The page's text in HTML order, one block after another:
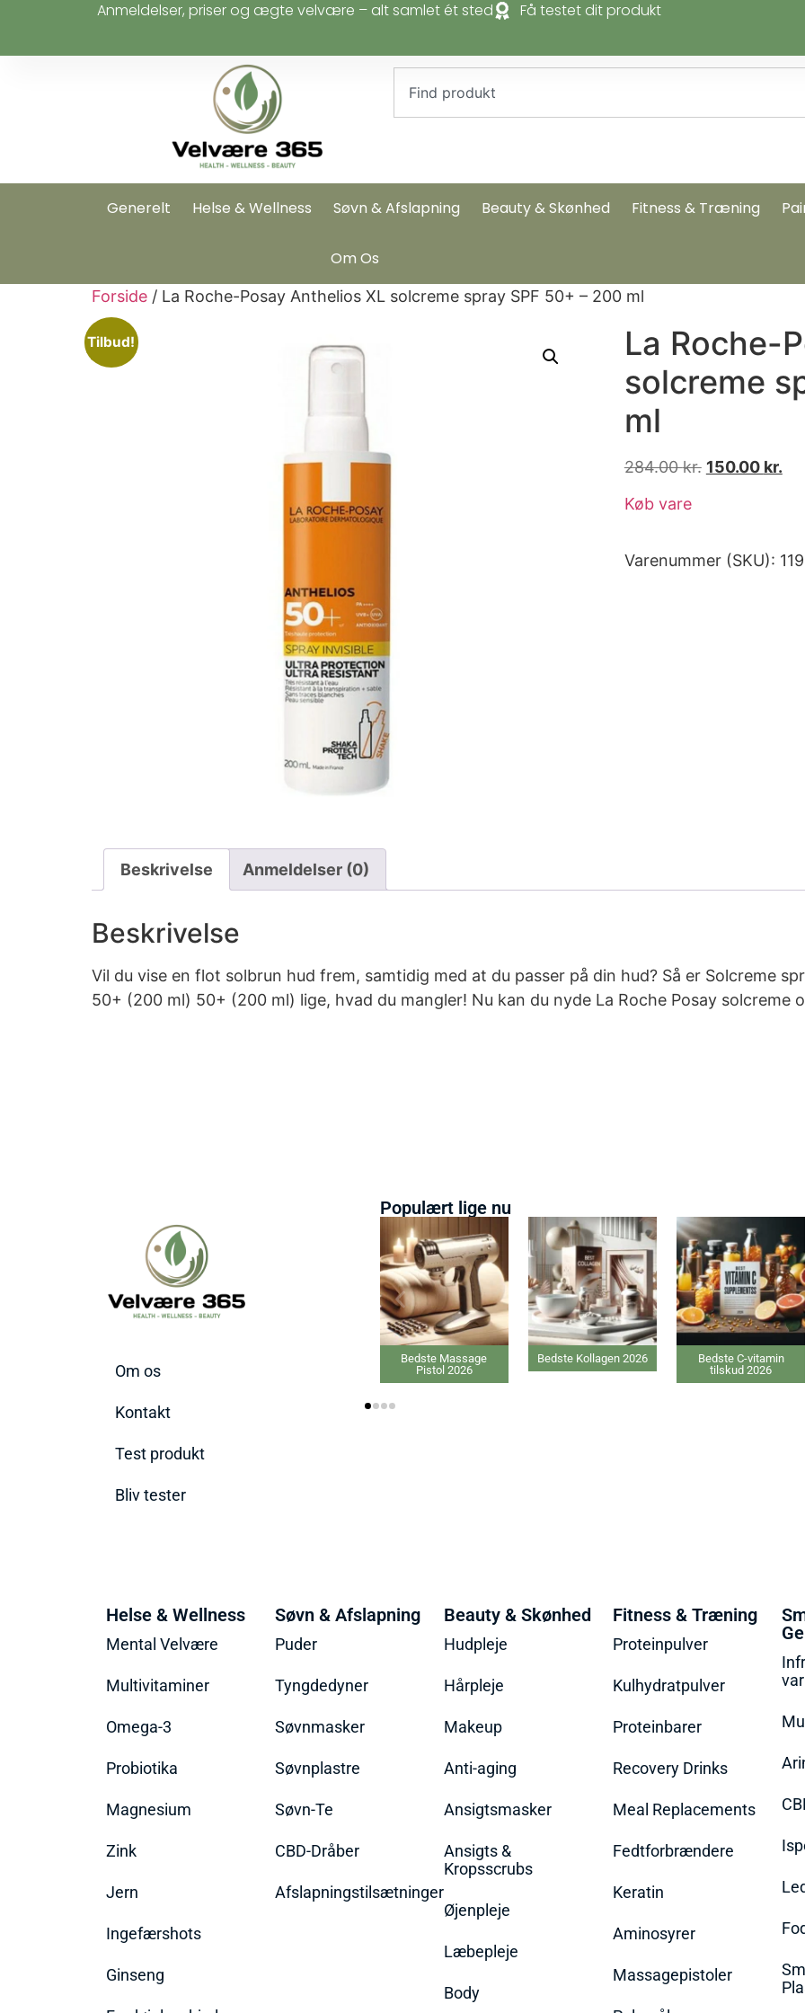
Anmeldelser, priser og ægte velvære – alt samlet ét sted Få testet dit produkt
Generelt Helse & Wellness Søvn & Afslapning Beauty & Skønhed Fitness & Træning
Om Os
Forside / La Roche-Posay Anthelios XL solcreme spray SPF 50+ – 200 ml
Tilbud!
La Roche-
solcreme
ml
284.00kr. 150.00 kr.
Køb vare
Varenummer (SKU):
Beskrivelse Anmeldelser (0)
Beskrivelse
Vil du vise en flot solbrun hud frem, samtidig med at du passer på din hud? Så er Solcreme
50+ (200 ml) 50+ (200 ml) lige, hvad du mangler! Nu kan du nyde La Roche Posay solcreme
Om os
Kontakt
Test produkt
Bliv tester
Populært lige nu
Bedste Kollagen 2026
Bedste C-vitamin
tilskud 2026
Bedste Ginseng
tilskud 2026
Helse & Wellness
Mental Velvære
Multivitaminer
Omega-3
Probiotika
Magnesium
Zink
Jern
Ingefærshots
Ginseng
Søvn & Afslapning
Puder
Tyngdedyner
Søvnmasker
Søvnplastre
Søvn-Te
CBD-Dråber
Afslapningstilsætninger
Beauty & Skønhed
Hudpleje
Hårpleje
Makeup
Anti-aging
Ansigtsmasker
Ansigts &
Kropsscrubs
Øjenpleje
Læbepleje
Body
Fitness & Træning
Proteinpulver
Kulhydratpulver
Proteinbarer
Recovery Drinks
Meal Replacements
Fedtforbrændere
Keratin
Aminosyrer
Massagepistoler